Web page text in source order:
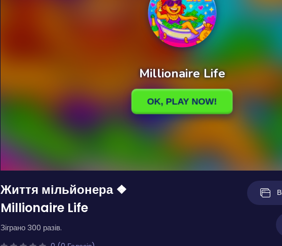
Життя мільйонера ❖
Millionaire Life
Зіграно 300 разів.